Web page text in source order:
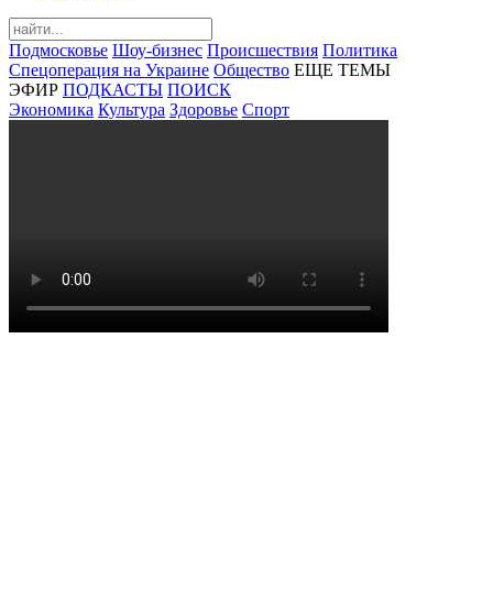
Подмосковье Шоу-бизнес Происшествия Политика
Спецоперация на Украине Общество ЕЩЕ ТЕМЫ
ЭФИР ПОДКАСТЫ ПОИСК
Экономика Культура Здоровье Спорт